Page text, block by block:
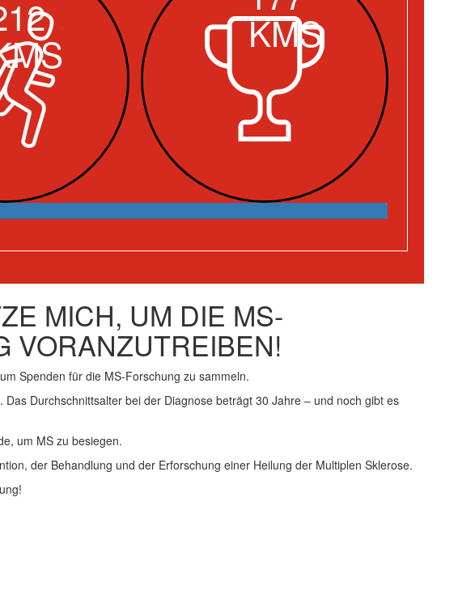
KMS
MICH, UM DIE MS-
VORANZUTREIBEN!
Spenden für die MS-Forschung zu sammeln.
Das Durchschnittsalter bei der Diagnose beträgt 30 Jahre – und noch gibt es
um MS zu besiegen.
der Behandlung und der Erforschung einer Heilung der Multiplen Sklerose.